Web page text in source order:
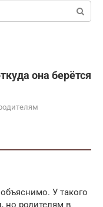
она берётся
У такого
но родителям в